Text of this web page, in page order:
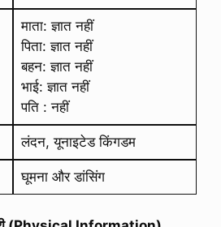
माता: ज्ञात नहीं
पिता: ज्ञात नहीं
बहन: ज्ञात नहीं
भाई: ज्ञात नहीं
पति : नहीं
लंदन, यूनाइटेड किंगडम
घूमना और डांसिंग